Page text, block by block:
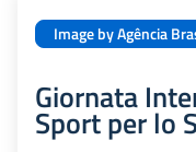
Image by Agência
Giornata
Sport per lo